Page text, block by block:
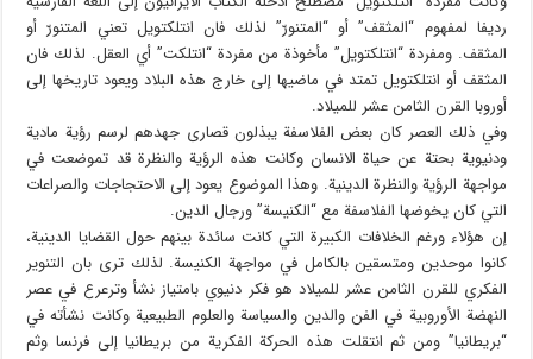
رديفا لمفهوم “المثقف” أو “المتنورّ” لذلك فان انتلكتويل تعني المتنورّ أو
المثقف. ومفردة “انتلكتويل” مأخوذة من مفردة “انتلكت” أي العقل. لذلك فان
المثقف أو انتلكتويل تمتد في ماضيها إلى خارج هذه البلاد ويعود تاريخها إلى
أوروبا القرن الثامن عشر للميلاد.
وفي ذلك العصر كان بعض الفلاسفة يبذلون قصارى جهدهم لرسم رؤية مادية
ودنيوية بحتة عن حياة الانسان وكانت هذه الرؤية والنظرة قد تموضعت في
مواجهة الرؤية والنظرة الدينية. وهذا الموضوع يعود إلى الاحتجاجات والصراعات
التي كان يخوضها الفلاسفة مع “الكنيسة” ورجال الدين.
إن هؤلاء ورغم الخلافات الكبيرة التي كانت سائدة بينهم حول القضايا الدينية،
كانوا موحدين ومتسقين بالكامل في مواجهة الكنيسة. لذلك ترى بان التنوير
الفكري للقرن الثامن عشر للميلاد هو فكر دنيوي بامتياز نشأ وترعرع في عصر
النهضة الأوروبية في الفن والدين والسياسة والعلوم الطبيعية وكانت نشأته في
“بريطانيا” ومن ثم انتقلت هذه الحركة الفكرية من بريطانيا إلى فرنسا وثم